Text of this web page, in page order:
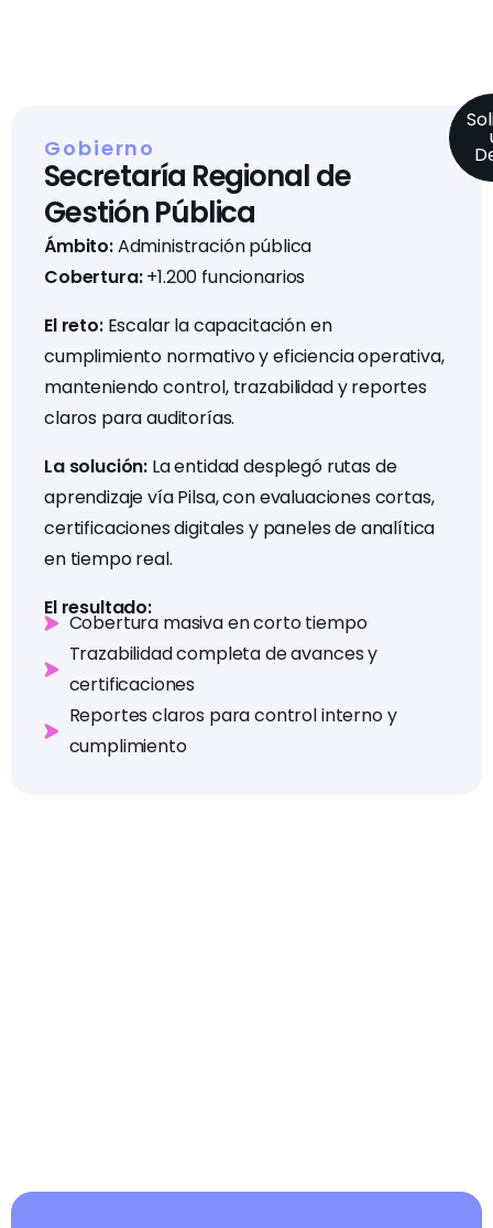
Gobierno
Secretaría Regional de
Gestión Pública
Ámbito:Administración pública
Cobertura:+1.200 funcionarios
El reto:Escalar la capacitación en
cumplimiento normativo y eficiencia operativa,
manteniendo control, trazabilidad y reportes
claros para auditorías.
La solución: La entidad desplegó rutas de
aprendizaje vía Pilsa, con evaluaciones cortas,
certificaciones digitales y paneles de analítica
en tiempo real.
El resultado:
Cobertura masiva en corto tiempo
Trazabilidad completa de avances y
certificaciones
Reportes claros para control interno y
cumplimiento